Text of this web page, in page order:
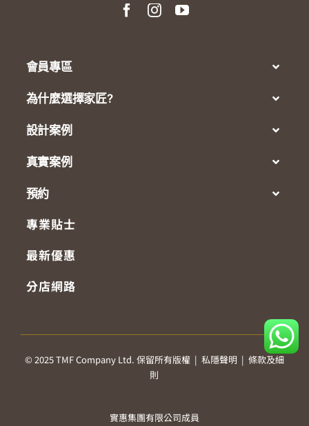
會員專區
為什麼選擇家匠?
設計案例
真實案例
預約
專業貼士
最新優惠
分店網路
© 2025 TMF Company Ltd. 保留所有版權 |私隱聲明 |條款及細
則
實惠集團有限公司成員